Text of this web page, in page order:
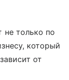
не только по
который
от